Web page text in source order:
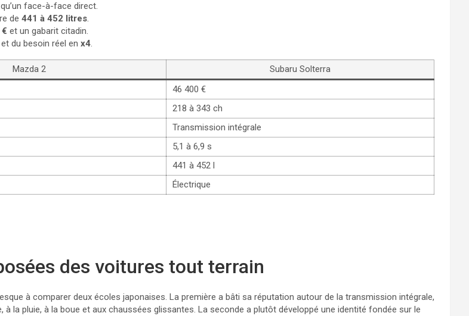
face-à-face direct.
de 441 à 452 litres.
et un gabarit citadin.
du besoin réel en x4.
Mazda 2
Subaru Solterra
46 400 €
218 à 343 ch
Transmission intégrale
5,1 à 6,9 s
441 à 452 l
Électrique
des voitures tout terrain
à comparer deux écoles japonaises. La première a bâti sa réputation autour de la transmission intégrale,
la pluie, à la boue et aux chaussées glissantes. La seconde a plutôt développé une identité fondée sur le